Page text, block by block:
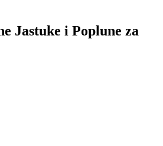
Jastuke i Poplune za